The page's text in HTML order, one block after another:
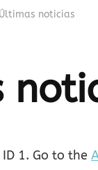
Últimas noticias
1. Go to the